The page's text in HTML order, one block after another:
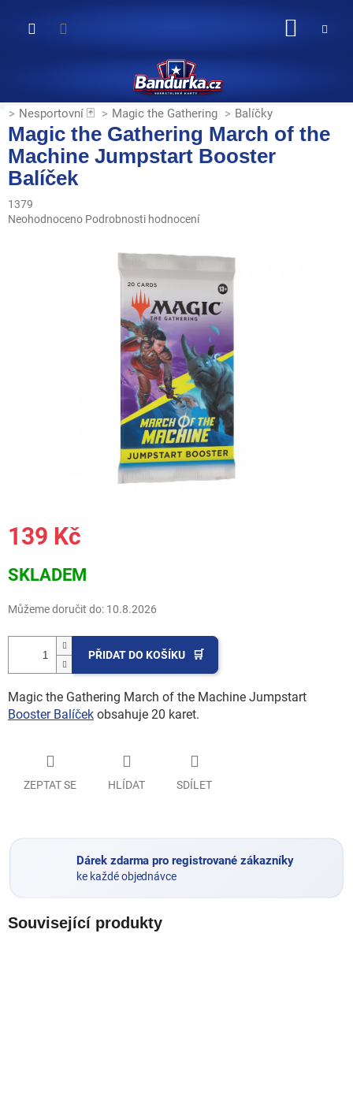
obsah
Nesportovní 🃏 Magic the Gathering Balíčky
Magic the Gathering March of the
Machine Jumpstart Booster
Balíček
1379
Průměrné
Neohodnoceno Podrobnosti hodnocení
139 Kč
cena:
SKLADEM
Můžeme doručit do: 10.8.2026
PŘIDAT DO KOŠÍKU
Magic the Gathering March of the Machine Jumpstart
Booster Balíček obsahuje 20 karet.
ZEPTAT SE HLÍDAT SDÍLET
Dárek zdarma pro registrované zákazníky
ke každé objednávce
Související produkty